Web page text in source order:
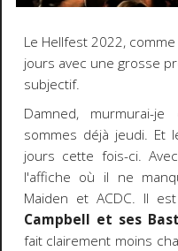
Le Hellfest 2022,
jours avec une grosse
subjectif.
Damned, murmurai-
sommes déjà jeudi. Et
jours cette fois-ci.
l'affiche où il ne
Maiden et ACDC. Il
Campbell et ses
fait clairement moins